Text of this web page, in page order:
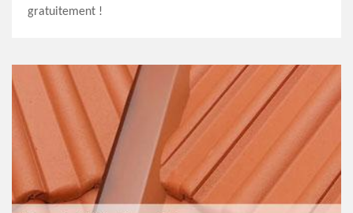
gratuitement !